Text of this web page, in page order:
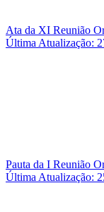
Ata da XI Reunião
Última Atualização:
Pauta da I Reunião
Última Atualização: